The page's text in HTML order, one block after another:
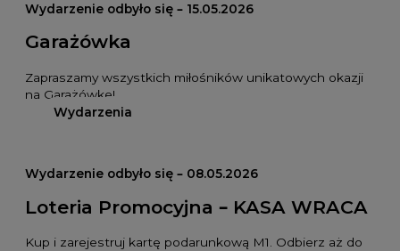
Wydarzenie odbyło się – 15.05.2026
Garażówka
Zapraszamy wszystkich miłośników unikatowych okazji
na Garażówkę!
Wydarzenia
Wydarzenie odbyło się – 08.05.2026
Loteria Promocyjna – KASA WRACA
Kup i zarejestruj kartę podarunkową M1. Odbierz aż do